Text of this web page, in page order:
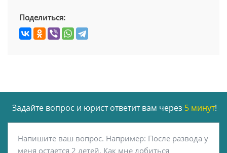
Поделиться:
Задайте вопрос и юрист ответит вам через 5 минут!